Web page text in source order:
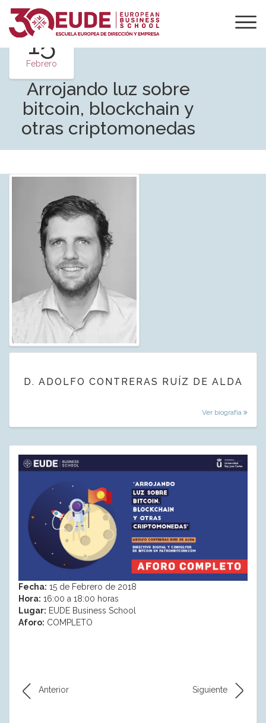
15
Febrero
Arrojando luz sobre
bitcoin, blockchain y
otras criptomonedas
D. ADOLFO CONTRERAS RUÍZ DE ALDA
Ver biografía
Fecha: 15 de Febrero de 2018
Hora: 16:00 a 18:00 horas
Lugar: EUDE Business School
Aforo: COMPLETO
Anterior Siguiente